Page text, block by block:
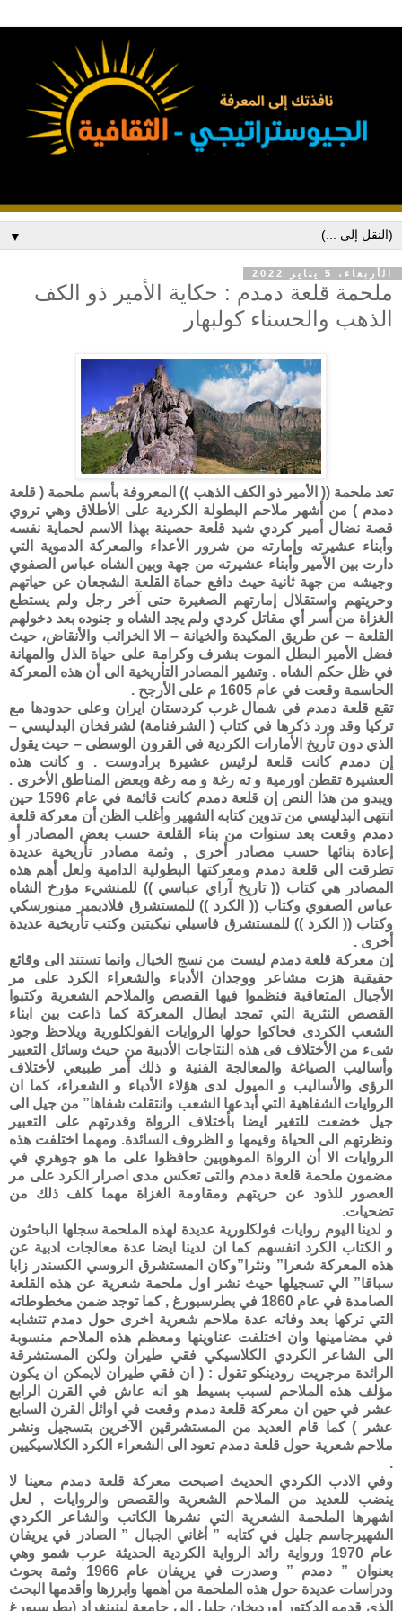
▼
الأربعاء، 5 يناير 2022
ملحمة قلعة دمدم : حكاية الأمير ذو الكف
الذهب والحسناء كولبهار
تعد ملحمة (( الأمير ذو الكف الذهب )) المعروفة بأسم ملحمة ( قلعة
دمدم ) من أشهر ملاحم البطولة الكردية على الأطلاق وهي تروي
قصة نضال أمير كردي شيد قلعة حصينة بهذا الاسم لحماية نفسه
وأبناء عشيرته وإمارته من شرور الأعداء والمعركة الدموية التي
دارت بين الأمير وأبناء عشيرته من جهة وبين الشاه عباس الصفوي
وجيشه من جهة ثانية حيث دافع حماة القلعة الشجعان عن حياتهم
وحريتهم واستقلال إمارتهم الصغيرة حتى آخر رجل ولم يستطع
الغزاة من أسر أي مقاتل كردي ولم يجد الشاه و جنوده بعد دخولهم
القلعة – عن طريق المكيدة والخيانة – الا الخرائب والأنقاض، حيث
فضل الأمير البطل الموت بشرف وكرامة على حياة الذل والمهانة
في ظل حكم الشاه . وتشير المصادر التأريخية الى أن هذه المعركة
الحاسمة وقعت في عام 1605 م على الأرجح .
تقع قلعة دمدم في شمال غرب كردستان ايران وعلى حدودها مع
تركيا وقد ورد ذكرها في كتاب ( الشرفنامة) لشرفخان البدليسي –
الذي دون تأريخ الأمارات الكردية في القرون الوسطى – حيث يقول
إن دمدم كانت قلعة لرئيس عشيرة برادوست . و كانت هذه
العشيرة تقطن اورمية و ته رغة و مه رغة وبعض المناطق الأخرى .
ويبدو من هذا النص إن قلعة دمدم كانت قائمة في عام 1596 حين
انتهى البدليسي من تدوين كتابه الشهير وأغلب الظن أن معركة قلعة
دمدم وقعت بعد سنوات من بناء القلعة حسب بعض المصادر أو
إعادة بنائها حسب مصادر أخرى , وثمة مصادر تأريخية عديدة
تطرقت الى قلعة دمدم ومعركتها البطولية الدامية ولعل أهم هذه
المصادر هي كتاب (( تاريخ آراي عباسي )) للمنشيء مؤرخ الشاه
عباس الصفوي وكتاب (( الكرد )) للمستشرق فلاديمير مينورسكي
وكتاب (( الكرد )) للمستشرق فاسيلي نيكيتين وكتب تأريخية عديدة
أخرى .
إن معركة قلعة دمدم ليست من نسج الخيال وانما تستند الى وقائع
حقيقية هزت مشاعر ووجدان الأدباء والشعراء الكرد على مر
الأجيال المتعاقبة فنظموا فيها القصص والملاحم الشعرية وكتبوا
القصص النثرية التي تمجد ابطال المعركة كما ذاعت بين ابناء
الشعب الكردى فحاكوا حولها الروايات الفولكلورية ويلاحظ وجود
شىء من الأختلاف فى هذه النتاجات الأدبية من حيث وسائل التعبير
وأساليب الصياغة والمعالجة الفنية و ذلك أمر طبيعي لأختلاف
الرؤى والأساليب و الميول لدى هؤلاء الأدباء و الشعراء، كما ان
الروايات الشفاهية التي أبدعها الشعب وانتقلت شفاها” من جيل الى
جيل خضعت للتغير ايضا بأختلاف الرواة وقدرتهم على التعبير
ونظرتهم الى الحياة وقيمها و الظروف السائدة. ومهما اختلفت هذه
الروايات الا أن الرواة الموهوبين حافظوا على ما هو جوهري في
مضمون ملحمة قلعة دمدم والتى تعكس مدى اصرار الكرد على مر
العصور للذود عن حريتهم ومقاومة الغزاة مهما كلف ذلك من
تضحيات.
و لدينا اليوم روايات فولكلورية عديدة لهذه الملحمة سجلها الباحثون
و الكتاب الكرد انفسهم كما ان لدينا ايضا عدة معالجات ادبية عن
هذه المعركة شعرا” ونثرا”وكان المستشرق الروسي الكسندر زابا
سباقا” الي تسجيلها حيث نشر اول ملحمة شعرية عن هذه القلعة
الصامدة في عام 1860 في بطرسبورغ , كما توجد ضمن مخطوطاته
التي تركها بعد وفاته عدة ملاحم شعرية اخرى حول دمدم تتشابه
في مضامينها وان اختلفت عناوينها ومعظم هذه الملاحم منسوبة
الى الشاعر الكردي الكلاسيكي فقي طيران ولكن المستشرقة
الرائدة مرجريت رودينكو تقول : ( ان فقي طيران لايمكن ان يكون
مؤلف هذه الملاحم لسبب بسيط هو انه عاش في القرن الرابع
عشر في حين ان معركة قلعة دمدم وقعت في اوائل القرن السابع
عشر ) كما قام العديد من المستشرقين الآخرين بتسجيل ونشر
ملاحم شعرية حول قلعة دمدم تعود الى الشعراء الكرد الكلاسيكيين
.
وفي الادب الكردي الحديث اصبحت معركة قلعة دمدم معينا لا
ينضب للعديد من الملاحم الشعرية والقصص والروايات , لعل
اشهرها الملحمة الشعرية التي نشرها الكاتب والشاعر الكردي
الشهيرجاسم جليل في كتابه ” أغاني الجبال ” الصادر في يريفان
عام 1970 ورواية رائد الرواية الكردية الحديثة عرب شمو وهي
بعنوان ” دمدم ” وصدرت في يريفان عام 1966 وثمة بحوث
ودراسات عديدة حول هذه الملحمة من أهمها وابرزها وأقدمها البحث
الذي قدمه الدكتور اورديخان جليل الى جامعة لينينغراد (بطرسبورغ